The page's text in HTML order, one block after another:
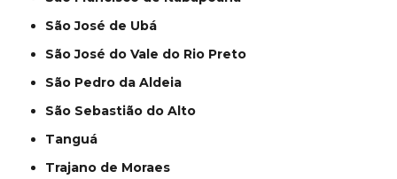
São José de Ubá
São José do Vale do Rio Preto
São Pedro da Aldeia
São Sebastião do Alto
Tanguá
Trajano de Moraes